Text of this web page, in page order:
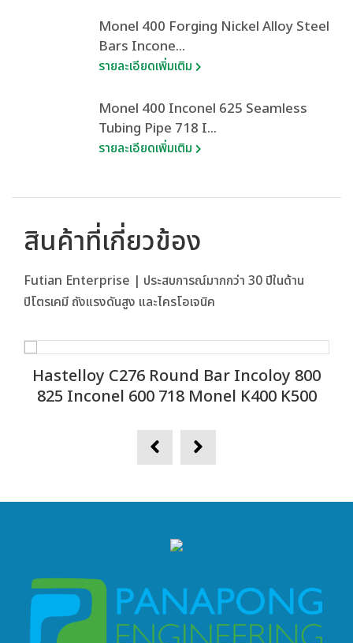
Monel 400 Forging Nickel Alloy Steel
Bars Incone...
รายละเอียดเพิ่มเติม
Monel 400 Inconel 625 Seamless
Tubing Pipe 718 I...
รายละเอียดเพิ่มเติม
สินค้าที่เกี่ยวข้อง
Futian Enterprise | ประสบการณ์มากกว่า 30 ปีในด้าน
ปิโตรเคมี ถังแรงดันสูง และไครโอเจนิค
Hastelloy C276 Round Bar Incoloy 800
825 Inconel 600 718 Monel K400 K500